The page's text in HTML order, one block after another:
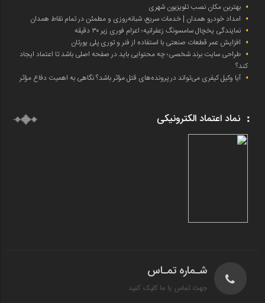
بهترین مکان نصب تلویزیون شهری
امداد خودرو همدان | خدمات سریع، شبانه‌روزی و مطمئن در تمام نقاط همدان
نمایندگی یخچال سامسونگ زعفرانیه؛ اعزام فوری زیر ۳۰ دقیقه
افزایش عمر قطعات صنعتی با استفاده از فنر و توری پلی یورتان
طراحی سایت برند شخصی؛ چه محتوایی باید در صفحه اصلی باشد تا اعتماد ایجاد
کند؟
آیا وکیل کیفری می‌تواند در پرونده‌های قتل مؤثر باشد؟ نگاهی به اهمیت دفاع مؤثر
نماد اعتماد الکترونیکی
شـماره تمـاس
جهت تماس با ما کلیک کنید